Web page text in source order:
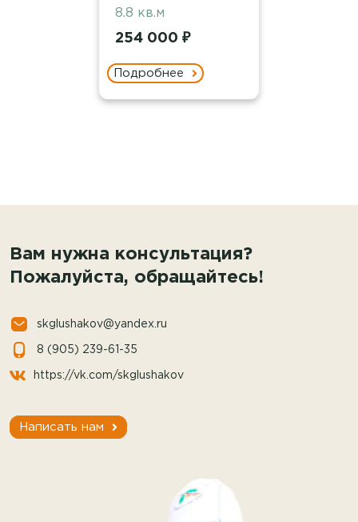
8.8 кв.м
254 000 ₽
Подробнее
Вам нужна консультация?
Пожалуйста, обращайтесь!
skglushakov@yandex.ru
8 (905) 239-61-35
https://vk.com/skglushakov
Написать нам